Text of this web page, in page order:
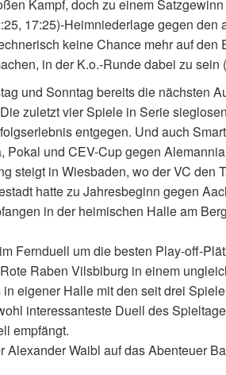
Kampf, doch zu einem
17:25)-Heimniederlage gegen
keine Chance mehr auf
in der K.o.-Runde dabei zu sein
und Sonntag bereits die nächsten
zuletzt vier Spiele in Serie
entgegen. Und auch
und CEV-Cup gegen
steigt in Wiesbaden, wo der VC den
hatte zu Jahresbeginn gegen
in der heimischen Halle am
Fernduell um die besten Play-off-
Raben Vilsbiburg in einem
eigener Halle mit den seit drei
interessanteste Duell des
empfängt.
Alexander Waibl auf das Abenteuer